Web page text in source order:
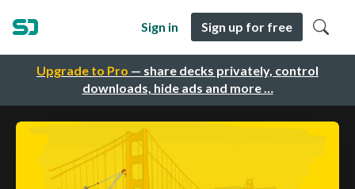
Upgrade to Pro — share decks privately, control
downloads, hide ads and more …
Sign in Sign up for free